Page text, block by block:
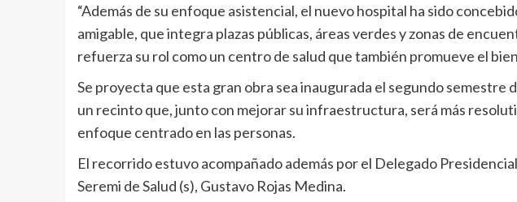
“Además de su enfoque asistencial, el nuevo hospital ha sido
amigable, que integra plazas públicas, áreas verdes y zonas de
refuerza su rol como un centro de salud que también promueve el
Se proyecta que esta gran obra sea inaugurada el segundo semestre
un recinto que, junto con mejorar su infraestructura, será más
enfoque centrado en las personas.
El recorrido estuvo acompañado además por el Delegado
Seremi de Salud (s), Gustavo Rojas Medina.